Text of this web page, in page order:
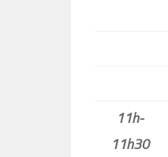
11h-
11h30